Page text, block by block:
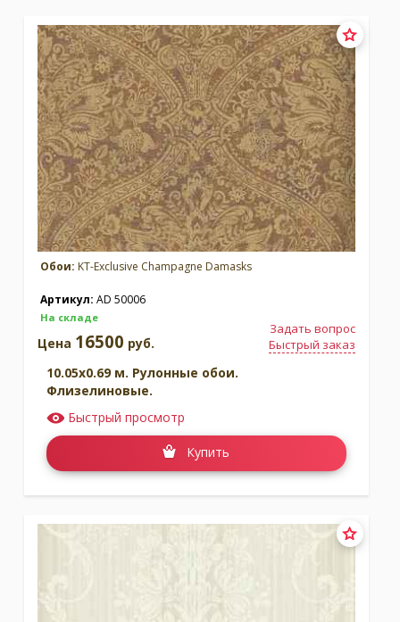
Обои: KT-Exclusive Champagne Damasks
Артикул: AD 50006
На складе
Задать вопрос
Быстрый заказ
Цена 16500 руб.
10.05x0.69 м. Рулонные обои.
Флизелиновые.
Быстрый просмотр
Купить